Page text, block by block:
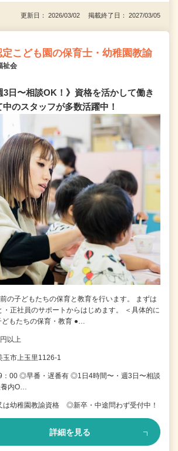
更新日： 2026/03/02 掲載終了日： 2027/03/05
こども園の保育士・幼稚園教諭
祉会
3日〜相談OK！》資格を活かして働き
のスタッフが多数活躍中！
の子どもたちの保育と教育を行います。 まずは
・正社員のサポートからはじめます。 ＜具体的に
もたちの保育・教育 ●…
以上
玉市上玉里1126-1
：00 ◎早番・遅番有 ◎1日4時間〜・週3日〜相談
内O…
は幼稚園教諭資格 ◎新卒・中途問わず受付中！
詳細を見る